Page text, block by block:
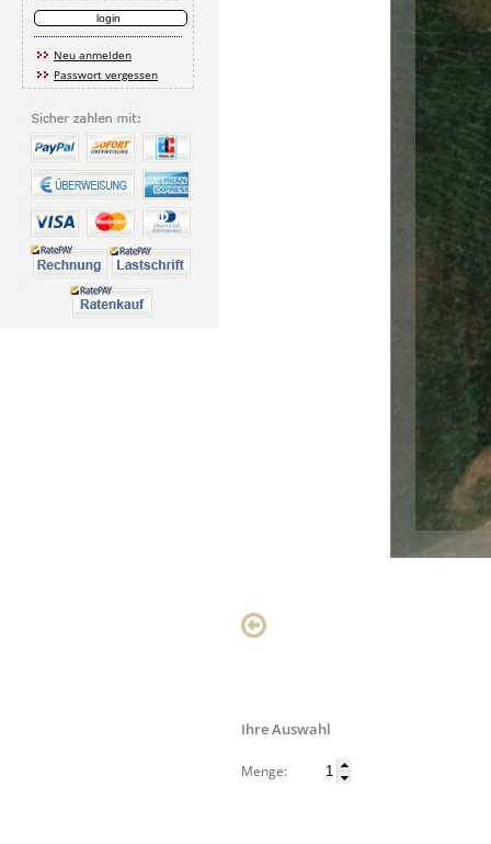
Neu anmelden
Passwort vergessen
Ihre Auswahl
Menge: